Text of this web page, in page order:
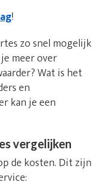
!
zo snel mogelijk
meer over
Wat is het
en
kan je een
vergelijken
de kosten. Dit zijn